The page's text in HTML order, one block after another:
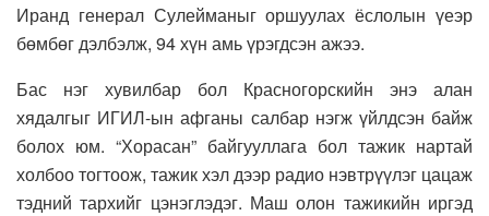
Иранд генерал Сулейманыг оршуулах ёслолын үеэр
бөмбөг дэлбэлж, 94 хүн амь үрэгдсэн ажээ.
Бас нэг хувилбар бол Красногорскийн энэ алан
хядалгыг ИГИЛ-ын афганы салбар нэгж үйлдсэн байж
болох юм. “Хорасан” байгууллага бол тажик нартай
холбоо тогтоож, тажик хэл дээр радио нэвтрүүлэг цацаж
тэдний тархийг цэнэглэдэг. Маш олон тажикийн иргэд